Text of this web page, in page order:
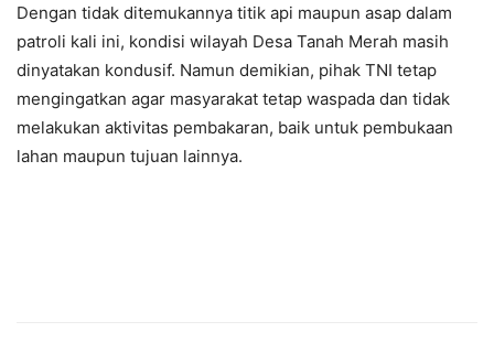
Dengan tidak ditemukannya titik api maupun asap dalam
patroli kali ini, kondisi wilayah Desa Tanah Merah masih
dinyatakan kondusif. Namun demikian, pihak TNI tetap
mengingatkan agar masyarakat tetap waspada dan tidak
melakukan aktivitas pembakaran, baik untuk pembukaan
lahan maupun tujuan lainnya.